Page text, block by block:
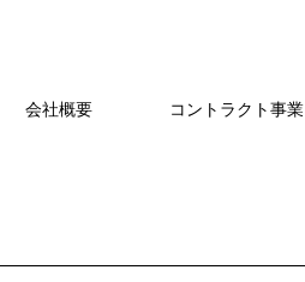
会社概要 コントラクト事業